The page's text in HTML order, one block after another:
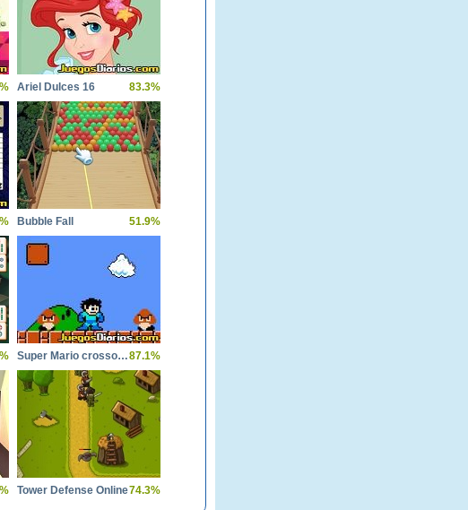
Ariel Dulces 16 83.3%
Bubble Fall 51.9%
Super Mario crossover87.1%
Tower Defense Online74.3%